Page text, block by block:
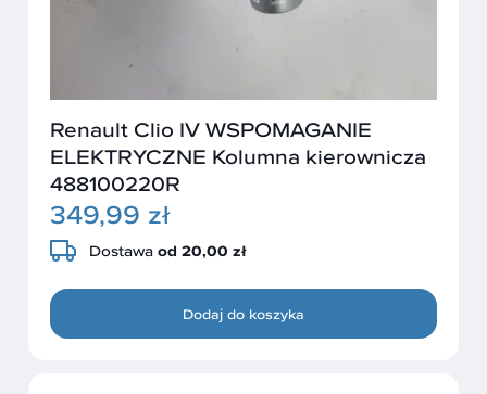
Renault Clio IV WSPOMAGANIE
ELEKTRYCZNE Kolumna kierownicza
488100220R
349,99 zł
Dostawa od 20,00 zł
Dodaj do koszyka